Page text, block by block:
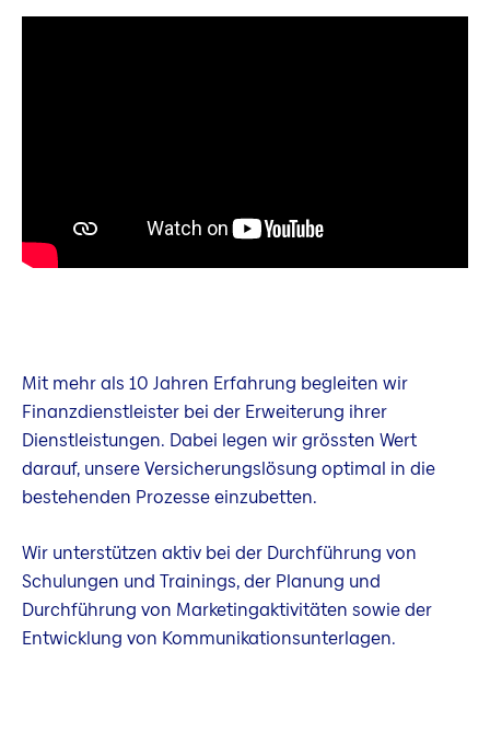
Mit mehr als 10 Jahren Erfahrung begleiten wir
Finanzdienstleister bei der Erweiterung ihrer
Dienstleistungen. Dabei legen wir grössten Wert
darauf, unsere Versicherungslösung optimal in die
bestehenden Prozesse einzubetten.
Wir unterstützen aktiv bei der Durchführung von
Schulungen und Trainings, der Planung und
Durchführung von Marketingaktivitäten sowie der
Entwicklung von Kommunikationsunterlagen.